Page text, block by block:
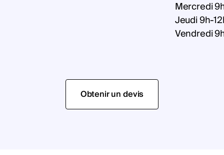
Mercredi
Jeudi 9h-
Vendredi
Obtenir un devis